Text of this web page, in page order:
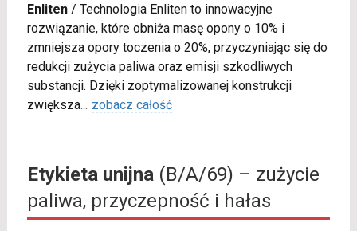
Enliten/ Technologia Enliten to innowacyjne
rozwiązanie, które obniża masę opony o 10% i
zmniejsza opory toczenia o 20%, przyczyniając się do
redukcji zużycia paliwa oraz emisji szkodliwych
substancji. Dzięki zoptymalizowanej konstrukcji
zwiększa... zobacz całość
Etykieta unijna(B/A/69) – zużycie
paliwa, przyczepność i hałas